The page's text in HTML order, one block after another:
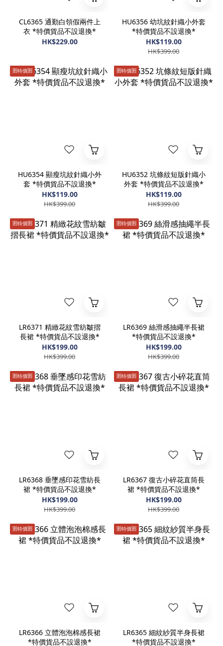
CL6365 通勤白領假兩件上
衣 *特價貨品不設退換*
HK$229.00
HU6356 幼坑紋針織小外套
*特價貨品不設退換*
HK$119.00
HK$399.00
🈹️特價🈹️
HU6354 顯瘦坑紋針織小外
套 *特價貨品不設退換*
HK$119.00
HK$399.00
🈹️特價🈹️
HU6352 坑條紋短版針織小
外套 *特價貨品不設退換*
HK$119.00
HK$399.00
🈹️特價🈹️
LR6371 精緻花紋雪紡皺摺
長裙 *特價貨品不設退換*
HK$199.00
HK$399.00
🈹️特價🈹️
LR6369 絲滑感抽繩半長裙
*特價貨品不設退換*
HK$199.00
HK$399.00
🈹️特價🈹️
LR6368 垂墜感印花雪紡長
裙 *特價貨品不設退換*
HK$199.00
HK$399.00
🈹️特價🈹️
LR6367 復古小碎花直筒長
裙 *特價貨品不設退換*
HK$199.00
HK$399.00
🈹️特價🈹️
LR6366 立體泡泡棉感長裙
*特價貨品不設退換*
🈹️特價🈹️
LR6365 細紋紗質半身長裙
*特價貨品不設退換*